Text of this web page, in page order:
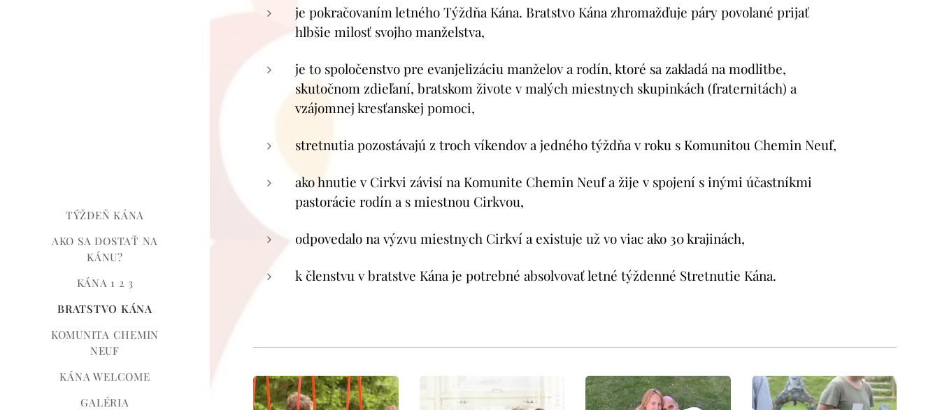
TÝŽDEŇ KÁNA
AKO SA DOSTAŤ NA
KÁNU?
KÁNA 1 2 3
BRATSTVO KÁNA
KOMUNITA CHEMIN
NEUF
KÁNA WELCOME
GALÉRIA
je pokračovaním letného Týždňa Kána. Bratstvo Kána zhromažďuje páry povolané prijať
hlbšie milosť svojho manželstva,
je to spoločenstvo pre evanjelizáciu manželov a rodín, ktoré sa zakladá na modlitbe,
skutočnom zdieľaní, bratskom živote v malých miestnych skupinkách (fraternitách) a
vzájomnej kresťanskej pomoci,
stretnutia pozostávajú z troch víkendov a jedného týždňa v roku s Komunitou Chemin Neuf,
ako hnutie v Cirkvi závisí na Komunite Chemin Neuf a žije v spojení s inými účastníkmi
pastorácie rodín a s miestnou Cirkvou,
odpovedalo na výzvu miestnych Cirkví a existuje už vo viac ako 30 krajinách,
k členstvu v bratstve Kána je potrebné absolvovať letné týždenné Stretnutie Kána.